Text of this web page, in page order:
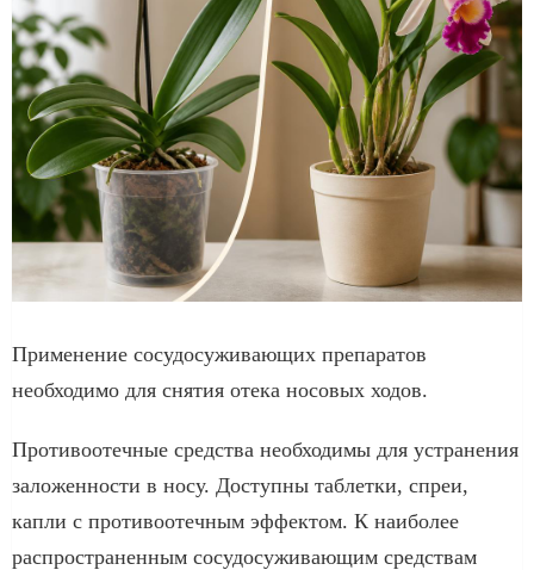
Применение сосудосуживающих препаратов
необходимо для снятия отека носовых ходов.
Противоотечные средства необходимы для устранения
заложенности в носу. Доступны таблетки, спреи,
капли с противоотечным эффектом. К наиболее
распространенным сосудосуживающим средствам